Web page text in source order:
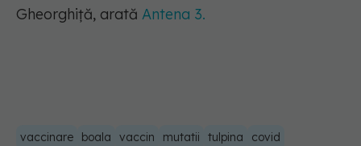
Gheorghiță, arată Antena 3.
vaccinare boala vaccin mutatii tulpina
covid